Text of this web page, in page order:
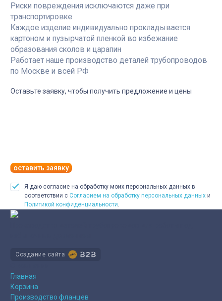
Риски повреждения исключаются даже при
транспортировке
Каждое изделие индивидуально прокладывается
картоном и пузырчатой пленкой во избежание
образования сколов и царапин
Работает наше производство деталей трубопроводов
по Москве и всей РФ
Оставьте заявку, чтобы получить предложение и цены
оставить заявку
Я даю согласие на обработку моих персональных данных в
соответствии с Согласием на обработку персональных данных и
Политикой конфиденциальности
Создание сайта
Главная
Корзина
Производство фланцев